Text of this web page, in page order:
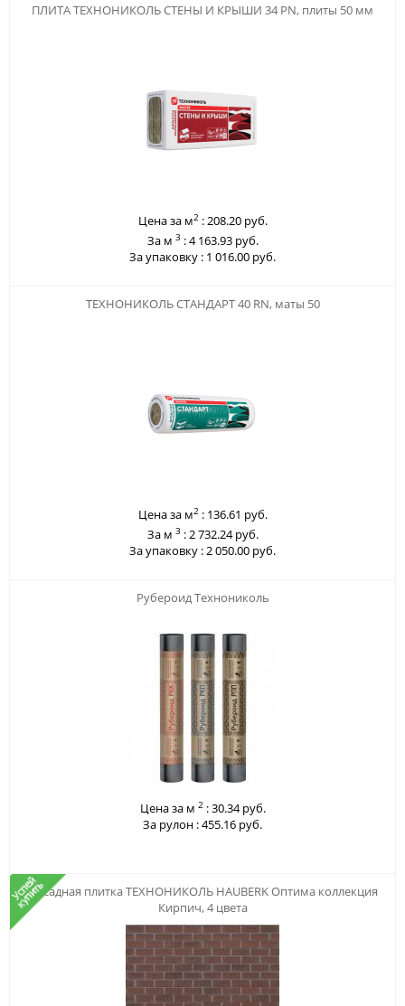
ПЛИТА ТЕХНОНИКОЛЬ СТЕНЫ И КРЫШИ 34 PN, плиты 50 мм
Цена за м2:208.20 руб.
За м 3 :4 163.93 руб.
За упаковку : 1 016.00 руб.
ТЕХНОНИКОЛЬ СТАНДАРТ 40 RN, маты 50
Цена за м2: 136.61 руб.
За м 3 :2 732.24 руб.
За упаковку :2 050.00 руб.
Рубероид Технониколь
Цена за м 2 :30.34 руб.
За рулон :455.16 руб.
123
Фасадная плитка ТЕХНОНИКОЛЬ HAUBERK Оптима коллекция
Кирпич, 4 цвета